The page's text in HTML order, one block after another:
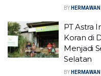
BY HERMAWAN
PT Astra
Koran di
Menjadi
Selatan
BY HERMAWAN